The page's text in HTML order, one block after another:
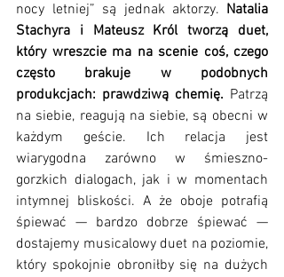
nocy letniej” są jednak aktorzy. Natalia
Stachyra i Mateusz Król tworzą duet,
który wreszcie ma na scenie coś, czego
często brakuje w podobnych
produkcjach: prawdziwą chemię. Patrzą
na siebie, reagują na siebie, są obecni w
każdym geście. Ich relacja jest
wiarygodna zarówno w śmieszno-
gorzkich dialogach, jak i w momentach
intymnej bliskości. A że oboje potrafią
śpiewać — bardzo dobrze śpiewać —
dostajemy musicalowy duet na poziomie,
który spokojnie obroniłby się na dużych